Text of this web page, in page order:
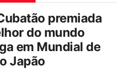
premiada
do mundo
em Mundial de
Japão